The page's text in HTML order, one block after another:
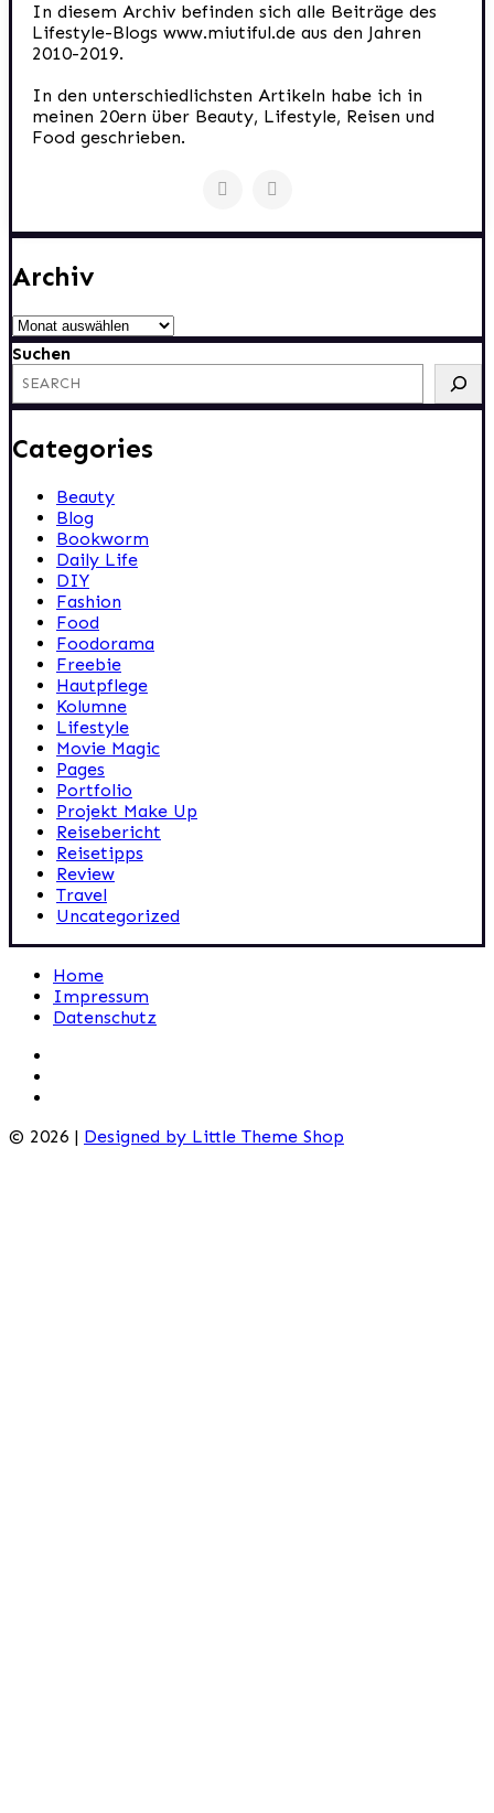
In diesem Archiv befinden sich alle Beiträge des
Lifestyle-Blogs www.miutiful.de aus den Jahren
2010-2019.
In den unterschiedlichsten Artikeln habe ich in
meinen 20ern über Beauty, Lifestyle, Reisen und
Food geschrieben.
Archiv
Archiv
Suchen
Categories
Beauty
Blog
Bookworm
Daily Life
DIY
Fashion
Food
Foodorama
Freebie
Hautpflege
Kolumne
Lifestyle
Movie Magic
Pages
Portfolio
Projekt Make Up
Reisebericht
Reisetipps
Review
Travel
Uncategorized
Home
Impressum
Datenschutz
© 2026 | Designed by Little Theme Shop